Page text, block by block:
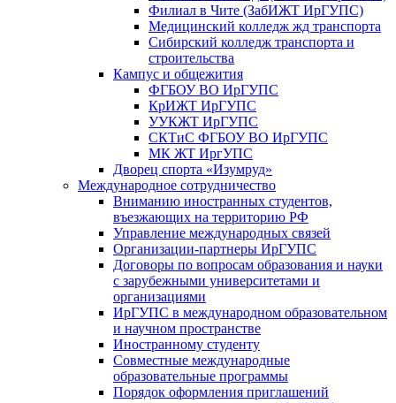
Филиал в Чите (ЗабИЖТ ИрГУПС)
Медицинский колледж жд транспорта
Сибирский колледж транспорта и
строительства
Кампус и общежития
ФГБОУ ВО ИрГУПС
КрИЖТ ИрГУПС
УУКЖТ ИрГУПС
СКТиС ФГБОУ ВО ИрГУПС
МК ЖТ ИргУПС
Дворец спорта «Изумруд»
Международное сотрудничество
Вниманию иностранных студентов,
въезжающих на территорию РФ
Управление международных связей
Организации-партнеры ИрГУПС
Договоры по вопросам образования и науки
с зарубежными университетами и
организациями
ИрГУПС в международном образовательном
и научном пространстве
Иностранному студенту
Совместные международные
образовательные программы
Порядок оформления приглашений